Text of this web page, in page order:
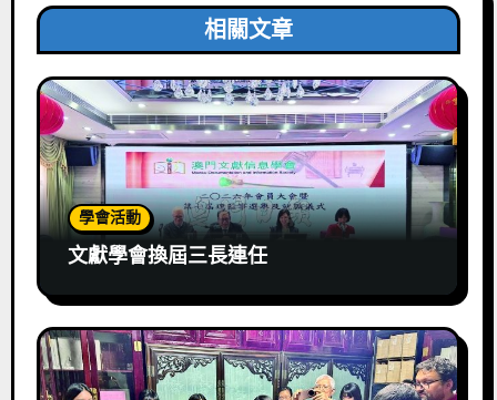
相關文章
學會活動
文獻學會換屆三長連任